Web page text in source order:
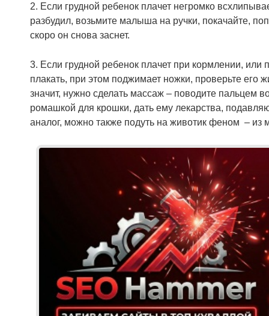
2. Если грудной ребенок плачет негромко
разбудил, возьмите малыша на ручки, покачайте,
скоро он снова заснет.
3. Если грудной ребенок плачет при кормлении,
плакать, при этом поджимает ножки, проверьте его
значит, нужно сделать массаж – поводите пальцем
ромашкой для крошки, дать ему лекарства,
аналог, можно также подуть на животик феном – из